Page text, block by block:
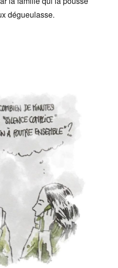
dégueulasse.